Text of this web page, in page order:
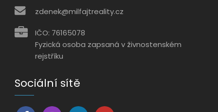
zdenek@milfajtreality.cz
IČO: 76165078
Fyzická osoba zapsaná v živnostenském
rejstříku
Sociální sítě